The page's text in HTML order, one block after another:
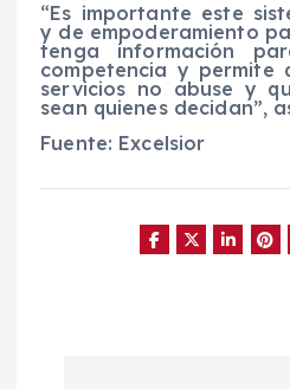
“Es importante este
y de empoderamiento
tenga información
competencia y permite
servicios no abuse y
sean quienes decidan”,
Fuente: Excelsior